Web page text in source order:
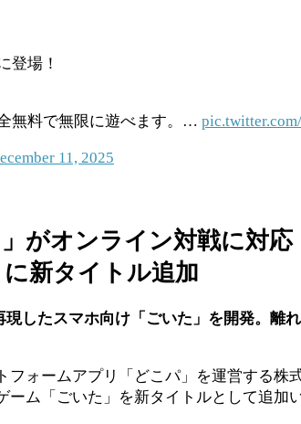
登場！
無料で無限に遊べます。…
11, 2025
がオンライン対戦に対応
新タイトル追加
したスマホ向け「ごいた」を開発。離
ォームアプリ「どこパ」を運営する
ム「ごいた」を新タイトルとして追加